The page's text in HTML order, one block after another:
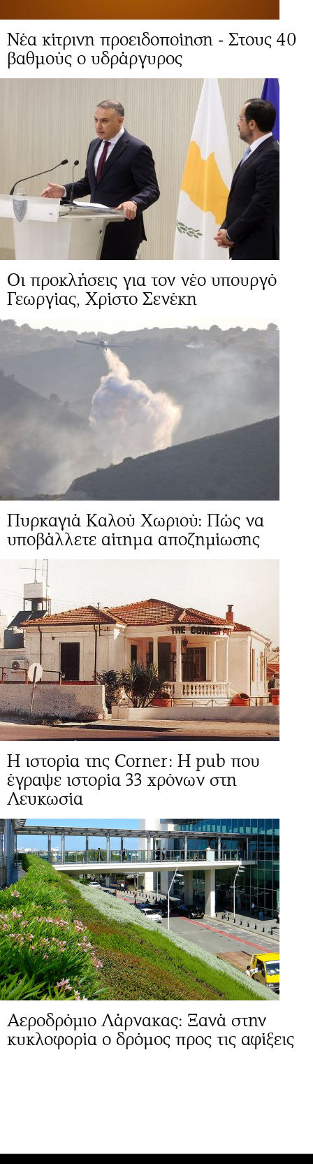
Νέα κίτρινη προειδοποίηση - Στους 40
βαθμούς ο υδράργυρος
Οι προκλήσεις για τον νέο υπουργό
Γεωργίας, Χρίστο Σενέκη
Πυρκαγιά Καλού Χωριού: Πώς να
υποβάλλετε αίτημα αποζημίωσης
Η ιστορία της Corner: Η pub που
έγραψε ιστορία 33 χρόνων στη
Λευκωσία
Αεροδρόμιο Λάρνακας: Ξανά στην
κυκλοφορία ο δρόμος προς τις αφίξεις